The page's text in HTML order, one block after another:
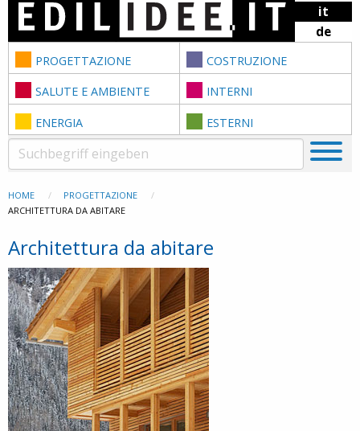
it
de
PROGETTAZIONE COSTRUZIONE
SALUTE E AMBIENTE INTERNI
ENERGIA ESTERNI
HOME
PROGETTAZIONE
ARCHITETTURA DA ABITARE
Architettura da abitare